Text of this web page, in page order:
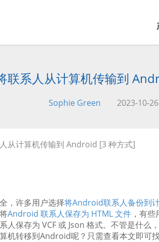
联系人从计算机传输到
Sophie Green 2023-10-26
从计算机传输到 Android [3 种方式]
，许多用户选择将Android联系人备份到
Android 联系人保存为 HTML 文件 ，有
人保存为 VCF 或 Json 格式。不管是什
机转移到Android呢？只需查看本文即可找